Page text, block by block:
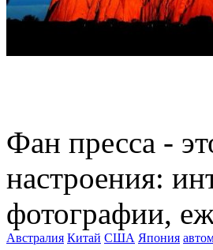
Фан пресса -
настроения:
фотографии,
Австралия Китай США Япония